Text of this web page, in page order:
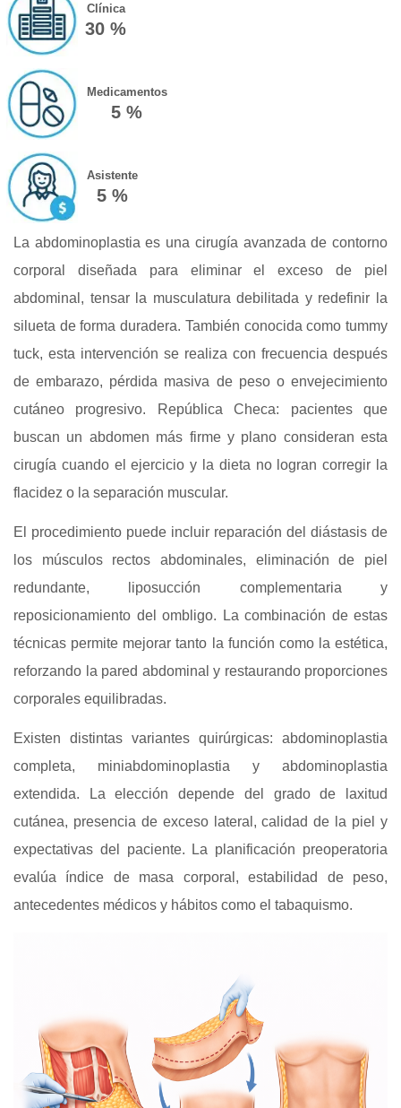
Clínica
30 %
Medicamentos
5 %
Asistente
5 %
La abdominoplastia es una cirugía avanzada de contorno
corporal diseñada para eliminar el exceso de piel
abdominal, tensar la musculatura debilitada y redefinir la
silueta de forma duradera. También conocida como tummy
tuck, esta intervención se realiza con frecuencia después
de embarazo, pérdida masiva de peso o envejecimiento
cutáneo progresivo. República Checa: pacientes que
buscan un abdomen más firme y plano consideran esta
cirugía cuando el ejercicio y la dieta no logran corregir la
flacidez o la separación muscular.
El procedimiento puede incluir reparación del diástasis de
los músculos rectos abdominales, eliminación de piel
redundante, liposucción complementaria y
reposicionamiento del ombligo. La combinación de estas
técnicas permite mejorar tanto la función como la estética,
reforzando la pared abdominal y restaurando proporciones
corporales equilibradas.
Existen distintas variantes quirúrgicas: abdominoplastia
completa, miniabdominoplastia y abdominoplastia
extendida. La elección depende del grado de laxitud
cutánea, presencia de exceso lateral, calidad de la piel y
expectativas del paciente. La planificación preoperatoria
evalúa índice de masa corporal, estabilidad de peso,
antecedentes médicos y hábitos como el tabaquismo.